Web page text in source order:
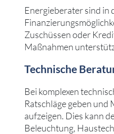
Energieberater sind in
Zuschüssen oder
Maßnahmen
Technische
Bei komplexen
Ratschläge geben
aufzeigen. Dies kann
Beleuchtung,